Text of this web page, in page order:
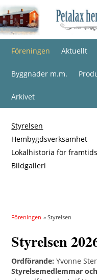
Föreningen Aktuellt
Byggnader m.m.
Arkivet
Styrelsen
Hembygdsverksamhet
Lokalhistoria för
Bildgalleri
Föreningen » Styrelsen
Styrelsen
Ordförande:Yvonne
Styrelsemedlemmar